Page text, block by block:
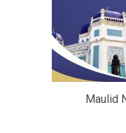
Maulid